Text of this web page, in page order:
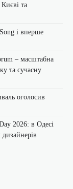
та
і вперше
– масштабна
та сучасну
оголосив
2026: в Одесі
дизайнерів